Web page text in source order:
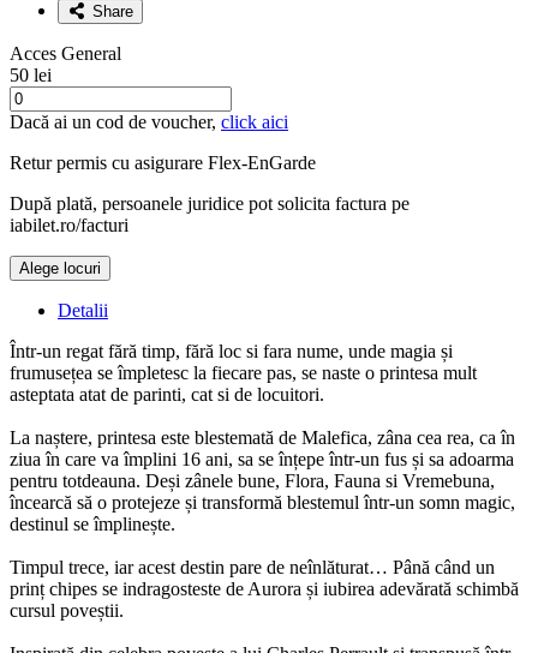
Share
Acces General
50 lei
Dacă ai un cod de voucher, click aici
Retur permis cu asigurare Flex-EnGarde
După plată, persoanele juridice pot solicita factura pe
iabilet.ro/facturi
Alege locuri
Detalii
Într-un regat fără timp, fără loc si fara nume, unde magia și
frumusețea se împletesc la fiecare pas, se naste o printesa mult
asteptata atat de parinti, cat si de locuitori.
La naștere, printesa este blestemată de Malefica, zâna cea rea, ca în
ziua în care va împlini 16 ani, sa se înțepe într-un fus și sa adoarma
pentru totdeauna. Deși zânele bune, Flora, Fauna si Vremebuna,
încearcă să o protejeze și transformă blestemul într-un somn magic,
destinul se împlinește.
Timpul trece, iar acest destin pare de neînlăturat… Până când un
prinț chipes se indragosteste de Aurora și iubirea adevărată schimbă
cursul poveștii.